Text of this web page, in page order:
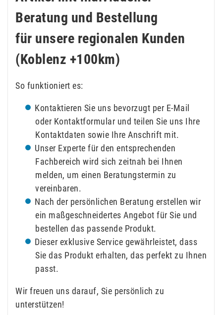
Beratung und Bestellung
für unsere regionalen Kunden
(Koblenz +100km)
So funktioniert es:
Kontaktieren Sie uns bevorzugt per E-Mail
oder Kontaktformular und teilen Sie uns Ihre
Kontaktdaten sowie Ihre Anschrift mit.
Unser Experte für den entsprechenden
Fachbereich wird sich zeitnah bei Ihnen
melden, um einen Beratungstermin zu
vereinbaren.
Nach der persönlichen Beratung erstellen wir
ein maßgeschneidertes Angebot für Sie und
bestellen das passende Produkt.
Dieser exklusive Service gewährleistet, dass
Sie das Produkt erhalten, das perfekt zu Ihnen
passt.
Wir freuen uns darauf, Sie persönlich zu
unterstützen!